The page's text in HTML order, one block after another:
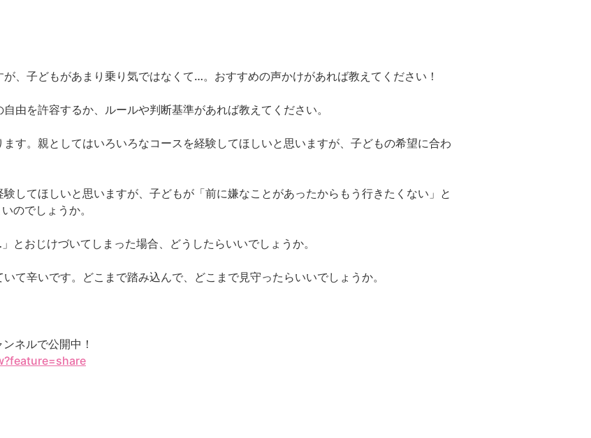
、子どもがあまり乗り気ではなくて…。おすすめの声かけがあれば教えてください！
由を許容するか、ルールや判断基準があれば教えてください。
す。親としてはいろいろなコースを経験してほしいと思いますが、子どもの希望に合わ
してほしいと思いますが、子どもが「前に嫌なことがあったからもう行きたくない」と
のでしょうか。
おじけづいてしまった場合、どうしたらいいでしょうか。
て辛いです。どこまで踏み込んで、どこまで見守ったらいいでしょうか。
ネルで公開中！